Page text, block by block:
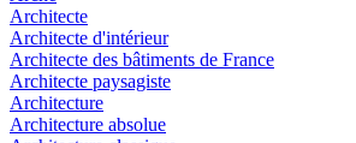
Architecte
Architecte d'intérieur
Architecte des bâtiments de France
Architecte paysagiste
Architecture
Architecture absolue